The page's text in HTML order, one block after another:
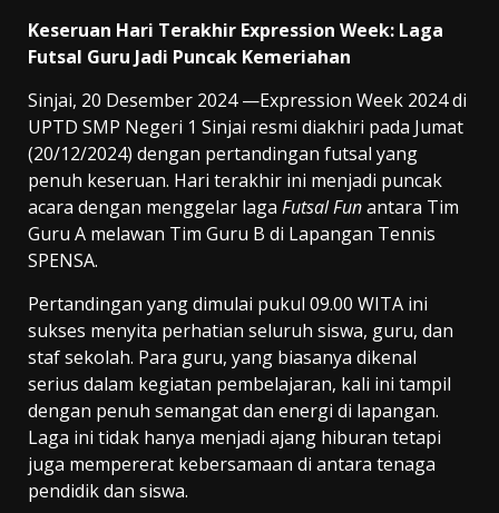
Keseruan Hari Terakhir Expression Week: Laga
Futsal Guru Jadi Puncak Kemeriahan
Sinjai, 20 Desember 2024 —Expression Week 2024 di
UPTD SMP Negeri 1 Sinjai resmi diakhiri pada Jumat
(20/12/2024) dengan pertandingan futsal yang
penuh keseruan. Hari terakhir ini menjadi puncak
acara dengan menggelar laga Futsal Funantara Tim
Guru A melawan Tim Guru B di Lapangan Tennis
SPENSA.
Pertandingan yang dimulai pukul 09.00 WITA ini
sukses menyita perhatian seluruh siswa, guru, dan
staf sekolah. Para guru, yang biasanya dikenal
serius dalam kegiatan pembelajaran, kali ini tampil
dengan penuh semangat dan energi di lapangan.
Laga ini tidak hanya menjadi ajang hiburan tetapi
juga mempererat kebersamaan di antara tenaga
pendidik dan siswa.